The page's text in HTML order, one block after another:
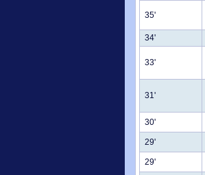
35'
34'
33'
31'
30'
29'
29'